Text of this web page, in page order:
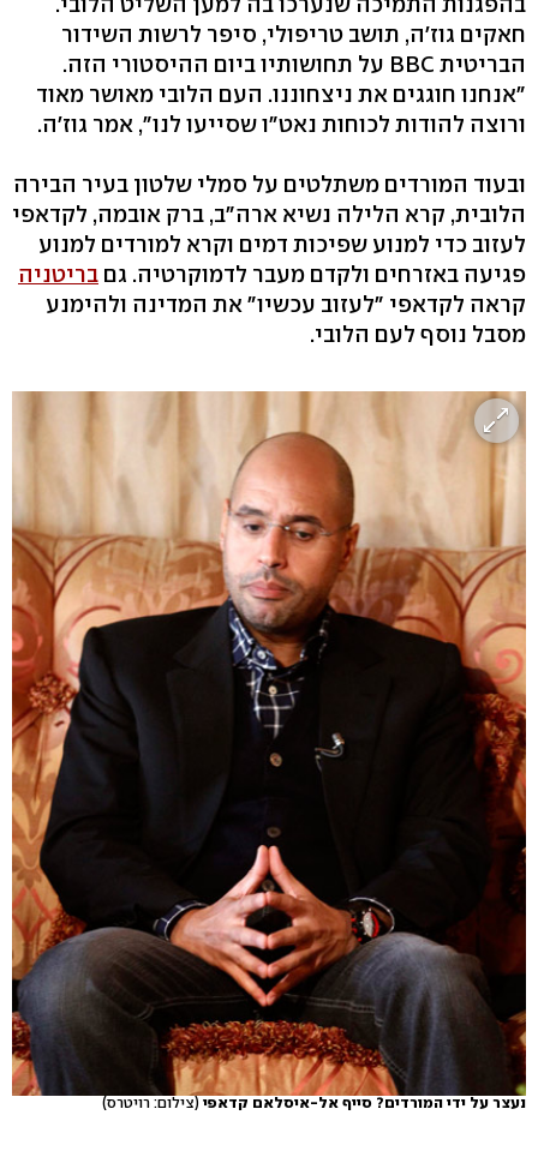
חאקים גוז'ה, תושב טריפולי, סיפר לרשות השידור
הבריטית BBC על תחושותיו ביום ההיסטורי הזה.
"אנחנו חוגגים את ניצחוננו. העם הלובי מאושר מאוד
ורוצה להודות לכוחות נאט"ו שסייעו לנו", אמר גוז'ה.
ובעוד המורדים משתלטים על סמלי שלטון בעיר הבירה
הלובית, קרא הלילה נשיא ארה"ב, ברק אובמה, לקדאפי
לעזוב כדי למנוע שפיכות דמים וקרא למורדים למנוע
פגיעה באזרחים ולקדם מעבר לדמוקרטיה. גם בריטניה
קראה לקדאפי "לעזוב עכשיו" את המדינה ולהימנע
מסבל נוסף לעם הלובי.
נעצר על ידי המורדים? סייף אל-איסלאם קדאפי(צילום: רויטרס)